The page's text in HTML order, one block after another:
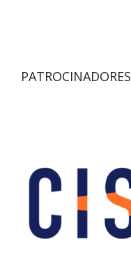
PATROCINADORES